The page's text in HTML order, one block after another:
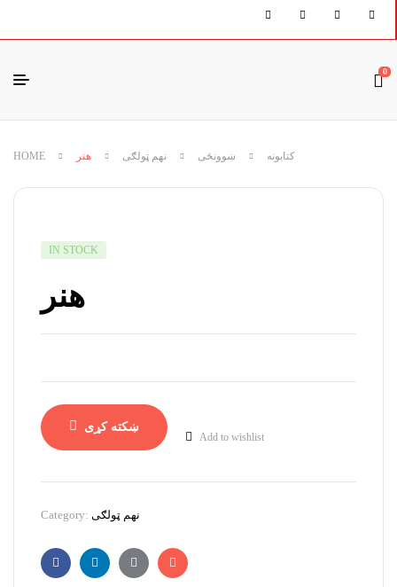
0
HOME کتابونه ښوونځی نهم ټولګی هنر
IN STOCK
هنر
ښکته کړی
Add to wishlist
Category: نهم ټولګی
FacebookLinkedinGoogle+Email